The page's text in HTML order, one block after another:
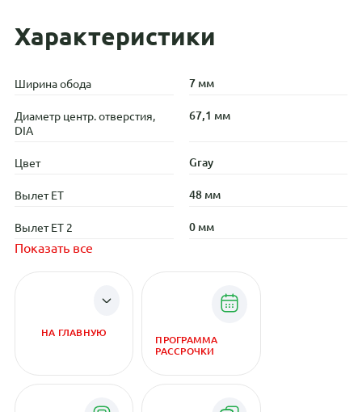
Характеристики
Ширина обода 7 мм
Диаметр центр. отверстия,
DIA
67,1 мм
Цвет Gray
Вылет ET 48 мм
Вылет ET 2 0 мм
Показать все
НА ГЛАВНУЮ
ПРОГРАММА
РАССРОЧКИ